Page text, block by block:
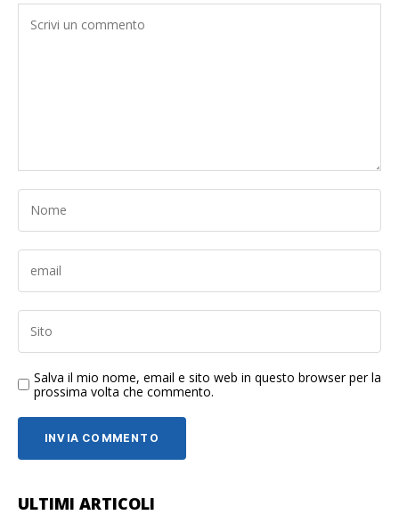
Salva il mio nome, email e sito web in questo browser per la
prossima volta che commento.
ULTIMI ARTICOLI